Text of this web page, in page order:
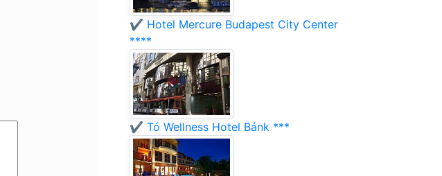
✔️ Hotel Mercure Budapest City Center
****
✔️ Tó Wellness Hotel Bánk ***